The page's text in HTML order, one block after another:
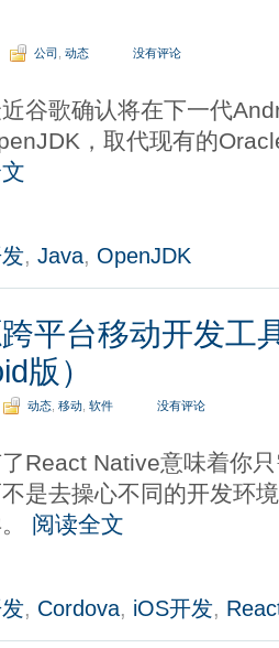
公司 动态 没有评论
谷歌确认将在下一代
，取代现有的
, Java, OpenJDK
平台移动开发工
版）
动态 移动 软件 没有评论
React Native意味着你
是去操心不同的开发环
阅读全文
, Cordova, iOS开发,